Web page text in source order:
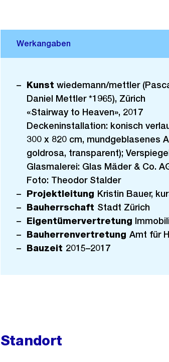
Kunst wiedemann/mettler
Daniel Mettler *1965), Zürich
«Stairway to Heaven», 2017
Deckeninstallation: konisch
300 x 820 cm, mundgeblasenes
goldrosa, transparent);
Glasmalerei: Glas Mäder & Co.
Foto: Theodor Stalder
Projektleitung Kristin Bauer,
Bauherrschaft Stadt Zürich
Eigentümervertretung
Bauherrenvertretung Amt für
Bauzeit 2015–2017
Standort